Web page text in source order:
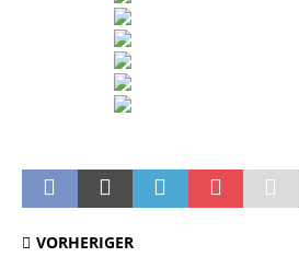
VORHERIGER